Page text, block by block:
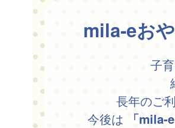
mila-eお
子
長年のご
今後は
「mila-